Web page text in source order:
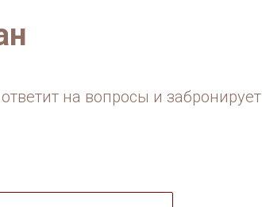
на вопросы и забронирует